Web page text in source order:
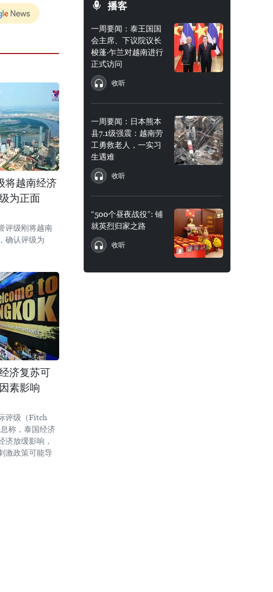
将越南经济
为正面
评级刚将越南
确认评级为
济复苏可
素影响
评级（Fitch
称，泰国经济
济放缓影响，
激政策可能导
播客
一周要闻：泰王国国
会主席、下议院议长
梭蓬·乍兰对越南进行
正式访问
收听
一周要闻：日本熊本
县7.1级强震：越南劳
工勇救老人，一实习
生遇难
收听
“500个昼夜战役”: 铺
就英烈归家之路
收听